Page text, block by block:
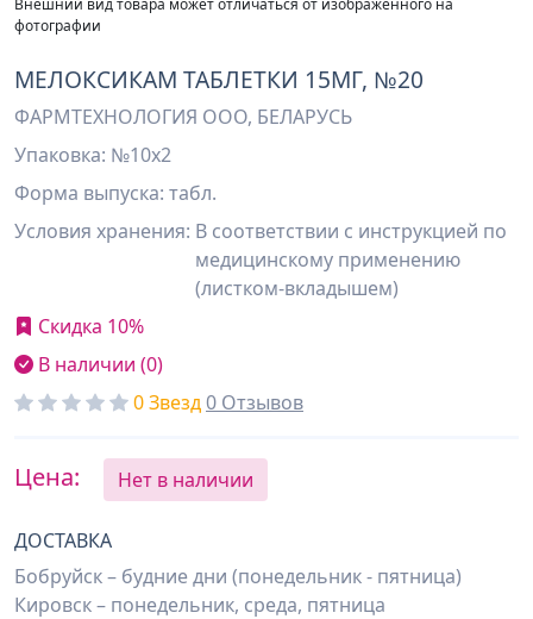
Внешний вид товара может отличаться от изображенного на
фотографии
МЕЛОКСИКАМ ТАБЛЕТКИ 15МГ, №20
ФАРМТЕХНОЛОГИЯ ООО, БЕЛАРУСЬ
Упаковка: №10х2
Форма выпуска: табл.
Условия хранения: В соответствии с инструкцией по
медицинскому применению
(листком-вкладышем)
Скидка 10%
В наличии (0)
0 Звезд0 Отзывов
Цена: Нет в наличии
ДОСТАВКА
Бобруйск – будние дни (понедельник - пятница)
Кировск – понедельник, среда, пятница